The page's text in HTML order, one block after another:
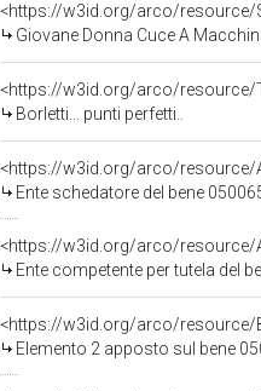
<https://w3id.org/arco/
Giovane Donna Cuce A
<https://w3id.org/arco/resource/
Borletti... punti perfetti..
<https://w3id.org/arco/resource/
Ente schedatore del bene 0500658189:
<https://w3id.org/arco/resource/
Ente competente per tutela del
<https://w3id.org/arco/resource/
Elemento 2 apposto sul bene